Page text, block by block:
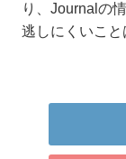
り、Journalの
逃しにくいこと